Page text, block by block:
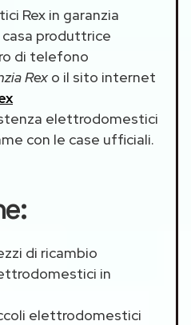
Rex in garanzia
produttrice
di telefono
Rex o il sito internet
elettrodomestici
con le case ufficiali.
di ricambio
in
elettrodomestici